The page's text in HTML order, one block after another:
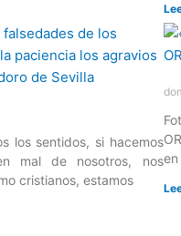
los sentidos, si hacemos
mal de nosotros, nos
cristianos, estamos